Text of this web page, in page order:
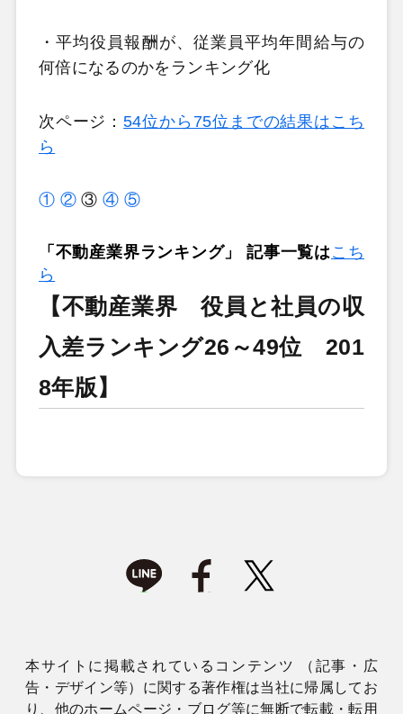
・平均役員報酬が、従業員平均年間給与の
何倍になるのかをランキング化
次ページ：54位から75位までの結果はこち
ら
① ② ③④ ⑤
「不動産業界ランキング」 記事一覧は こち
ら
【不動産業界 役員と社員の収
入差ランキング26～49位 201
8年版】
本サイトに掲載されているコンテンツ （記事・広
告・デザイン等）に関する著作権は当社に帰属してお
り、他のホームページ・ブログ等に無断で転載・転用